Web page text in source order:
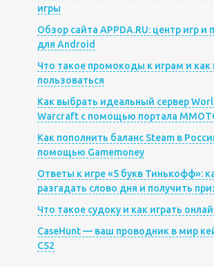
игры
Обзор сайта APPDA.RU: центр игр и
для Android
Что такое промокоды к играм и как
пользоваться
Как выбрать идеальный сервер
Warcraft с помощью портала
Как пополнить баланс Steam в
помощью Gamemoney
Ответы к игре «5 букв Тинькофф»:
разгадать слово дня и получить
Что такое судоку и как играть
CaseHunt — ваш проводник в мир
CS2